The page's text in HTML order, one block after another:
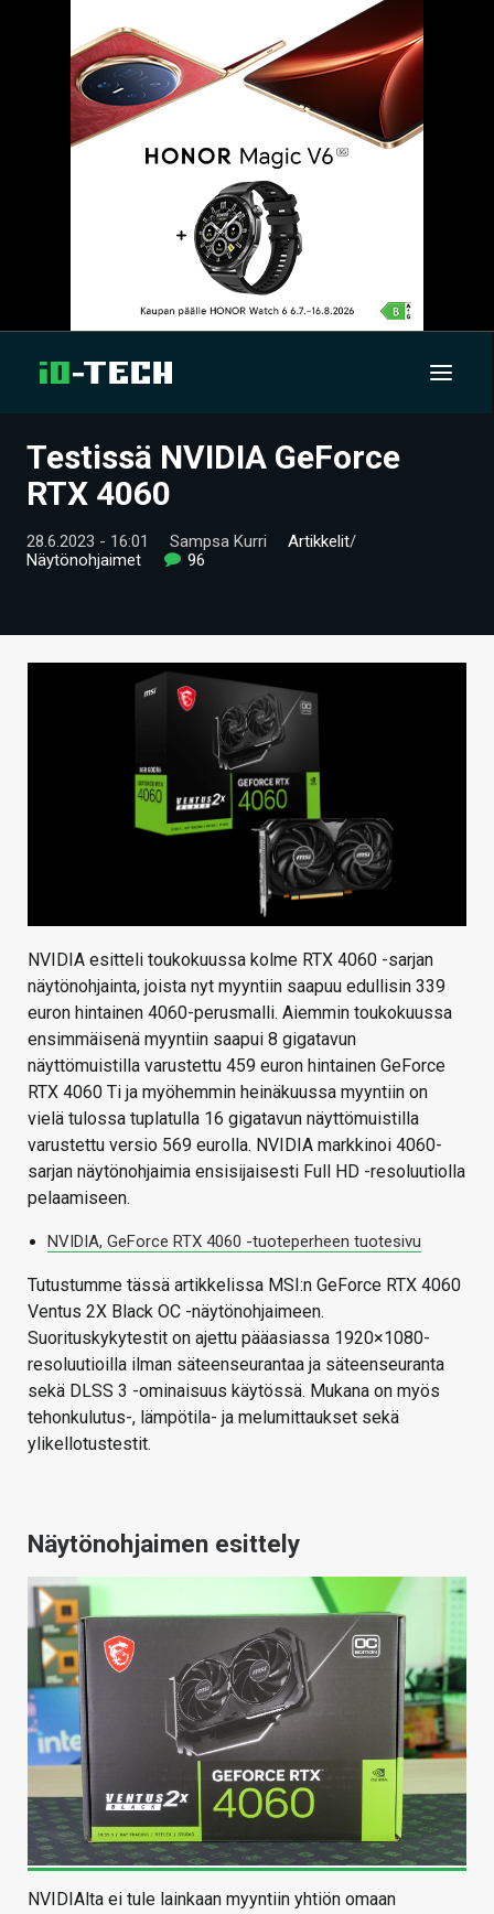
UUTISET
VIDEOT
TIETOA
Testissä NVIDIA GeForce
RTX 4060
28.6.2023 - 16:01 Sampsa Kurri Artikkelit/
Näytönohjaimet
96
NVIDIA esitteli toukokuussa kolme RTX 4060 -sarjan
näytönohjainta, joista nyt myyntiin saapuu edullisin 339
euron hintainen 4060-perusmalli. Aiemmin toukokuussa
ensimmäisenä myyntiin saapui 8 gigatavun
näyttömuistilla varustettu 459 euron hintainen GeForce
RTX 4060 Ti ja myöhemmin heinäkuussa myyntiin on
vielä tulossa tuplatulla 16 gigatavun näyttömuistilla
varustettu versio 569 eurolla. NVIDIA markkinoi 4060-
sarjan näytönohjaimia ensisijaisesti Full HD -resoluutiolla
pelaamiseen.
NVIDIA, GeForce RTX 4060 -tuoteperheen tuotesivu
Tutustumme tässä artikkelissa MSI:n GeForce RTX 4060
Ventus 2X Black OC -näytönohjaimeen.
Suorituskykytestit on ajettu pääasiassa 1920×1080-
resoluutioilla ilman säteenseurantaa ja säteenseuranta
sekä DLSS 3 -ominaisuus käytössä. Mukana on myös
tehonkulutus-, lämpötila- ja melumittaukset sekä
ylikellotustestit.
Näytönohjaimen esittely
NVIDIAlta ei tule lainkaan myyntiin yhtiön omaan